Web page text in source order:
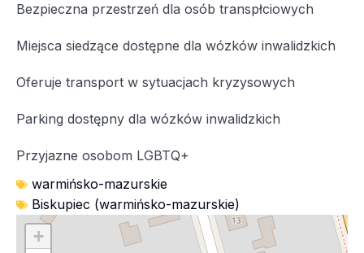
Bezpieczna przestrzeń dla osób transpłciowych
Miejsca siedzące dostępne dla wózków inwalidzkich
Oferuje transport w sytuacjach kryzysowych
Parking dostępny dla wózków inwalidzkich
Przyjazne osobom LGBTQ+
warmińsko-mazurskie
Biskupiec (warmińsko-mazurskie)
+